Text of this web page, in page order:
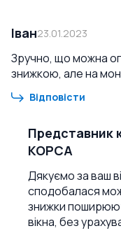
Іван23.01.2023
Зручно, що можна
знижкою, але на
Відповісти
Представник
КОРСА
Дякуємо за ваш
сподобалася
знижки
вікна, без